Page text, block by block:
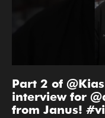
Part 2 of
interview for
from Janus!